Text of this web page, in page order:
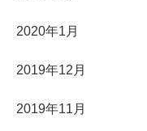
2020年1月
2019年12月
2019年11月